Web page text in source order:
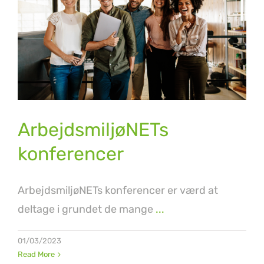
ArbejdsmiljøNETs
konferencer
Årskonference
ArbejdsmiljøNETs
konferencer
ArbejdsmiljøNETs konferencer er værd at
deltage i grundet de mange ...
01/03/2023
Read More